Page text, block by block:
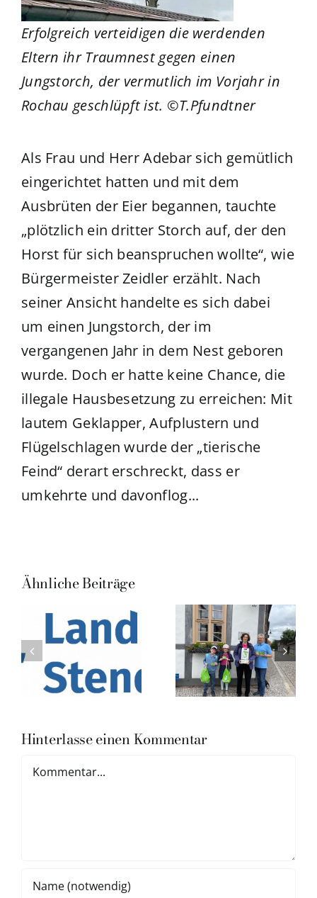
Erfolgreich verteidigen die werdenden
Eltern ihr Traumnest gegen einen
Jungstorch, der vermutlich im Vorjahr in
Rochau geschlüpft ist. ©T.Pfundtner
Als Frau und Herr Adebar sich gemütlich
eingerichtet hatten und mit dem
Ausbrüten der Eier begannen, tauchte
„plötzlich ein dritter Storch auf, der den
Horst für sich beanspruchen wollte“, wie
Bürgermeister Zeidler erzählt. Nach
seiner Ansicht handelte es sich dabei
um einen Jungstorch, der im
vergangenen Jahr in dem Nest geboren
wurde. Doch er hatte keine Chance, die
illegale Hausbesetzung zu erreichen: Mit
lautem Geklapper, Aufplustern und
Flügelschlagen wurde der „tierische
Feind“ derart erschreckt, dass er
umkehrte und davonflog...
Ähnliche Beiträge
Hinterlasse einen Kommentar
Kommentar